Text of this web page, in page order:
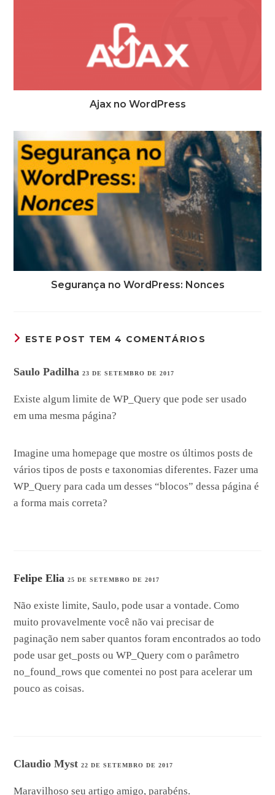
Ajax no WordPress
Segurança no WordPress: Nonces
ESTE POST TEM 4 COMENTÁRIOS
Saulo Padilha23 DE SETEMBRO DE 2017
Existe algum limite de WP_Query que pode ser usado
em uma mesma página?
Imagine uma homepage que mostre os últimos posts de
vários tipos de posts e taxonomias diferentes. Fazer uma
WP_Query para cada um desses “blocos” dessa página é
a forma mais correta?
Felipe Elia 25 DE SETEMBRO DE 2017
Não existe limite, Saulo, pode usar a vontade. Como
muito provavelmente você não vai precisar de
paginação nem saber quantos foram encontrados ao todo
pode usar get_posts ou WP_Query com o parâmetro
no_found_rows que comentei no post para acelerar um
pouco as coisas.
Claudio Myst22 DE SETEMBRO DE 2017
Maravilhoso seu artigo amigo, parabéns.